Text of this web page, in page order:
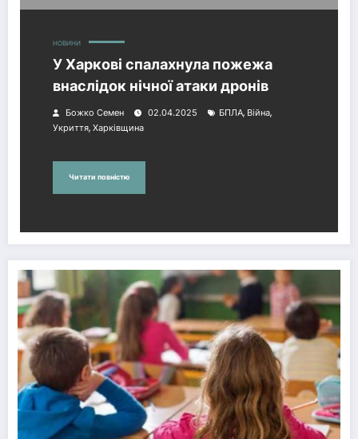
НОВИНИ
У Харкові спалахнула пожежа
внаслідок нічної атаки дронів
Божко Семен 02.04.2025 БПЛА, Війна,
Укриття, Харківщина
Читати повністю